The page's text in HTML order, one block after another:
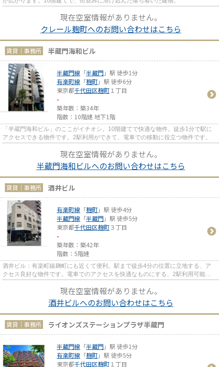
現在空室情報がありません。
クレール麹町へのお問い合わせはこちら
賃貸｜事務所 半蔵門海和ビル
半蔵門線 「半蔵門」駅 徒歩1分
有楽町線 「麹町」駅 徒歩6分
東京都千代田区麹町１丁目
-
築年数：築34年
階数：10階建 地下1階
「半蔵門海和ビル」のここがイチオシ。10階建てで快適な物件。徒歩1分で駅に
アクセスできる物件です。2駅利用ができて、電車での移動に役立つ物件です。
現在空室情報がありません。
半蔵門海和ビルへのお問い合わせはこちら
賃貸｜事務所 酒井ビル
有楽町線 「麹町」駅 徒歩4分
半蔵門線 「半蔵門」駅 徒歩5分
東京都千代田区麹町３丁目
-
築年数：築42年
階数：5階建
酒井ビル：有楽町線麹町にも近くて便利。駅まで徒歩4分の位置に立地する、ア
クセス良好な物件です。電車でのアクセスを快適なものにする、2駅利用可能な
現在空室情報がありません。
酒井ビルへのお問い合わせはこちら
賃貸｜事務所 ライオンズステーションプラザ半蔵門
半蔵門線 「半蔵門」駅 徒歩1分
有楽町線 「麹町」駅 徒歩5分
東京都千代田区麹町１丁目